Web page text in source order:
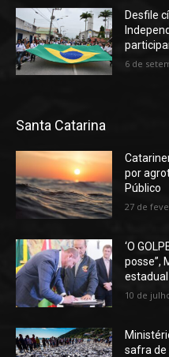
Desfile
6 de
Santa Catarina
por
Público
27 de
‘O
posse”,
estadual
10 de
safra de